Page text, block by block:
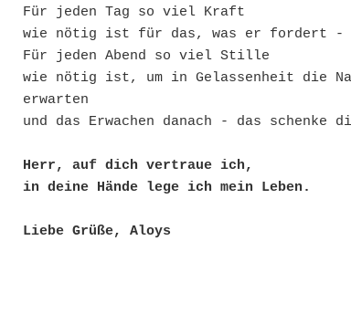
Für jeden Tag so viel Kraft
wie nötig ist für das, was er fordert -
Für jeden Abend so viel Stille
wie nötig ist, um in Gelassenheit die
erwarten
und das Erwachen danach - das schenke
Herr, auf dich vertraue ich,
in deine Hände lege ich mein Leben.
Liebe Grüße, Aloys